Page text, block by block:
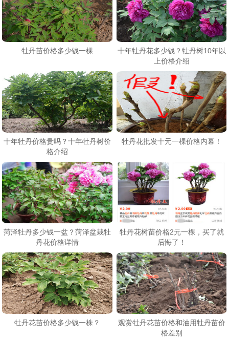
牡丹苗价格多少钱一棵
十年牡丹花多少钱？牡丹树10年以
上价格介绍
十年牡丹价格贵吗？十年牡丹树价
格介绍
牡丹花批发十元一棵价格内幕！
菏泽牡丹多少钱一盆？菏泽盆栽牡
丹花价格详情
牡丹花树苗价格2元一棵，买了就
后悔了！
牡丹花苗价格多少钱一株？
观赏牡丹花苗价格和油用牡丹苗价
格差别